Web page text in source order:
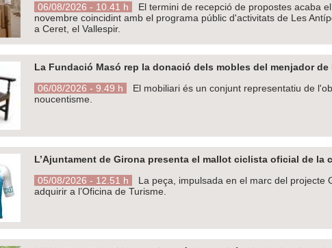
06/08/2026 - 10.41 h
El termini de recepció de propostes acaba
novembre coincidint amb el programa públic d'activitats de Les
a Ceret, el Vallespir.
La Fundació Masó rep la donació dels mobles del menjador de
06/08/2026 - 9.49 h
El mobiliari és un conjunt representatiu de
noucentisme.
L’Ajuntament de Girona presenta el mallot ciclista oficial de la
05/08/2026 - 12.51 h
La peça, impulsada en el marc del projecte
adquirir a l’Oficina de Turisme.